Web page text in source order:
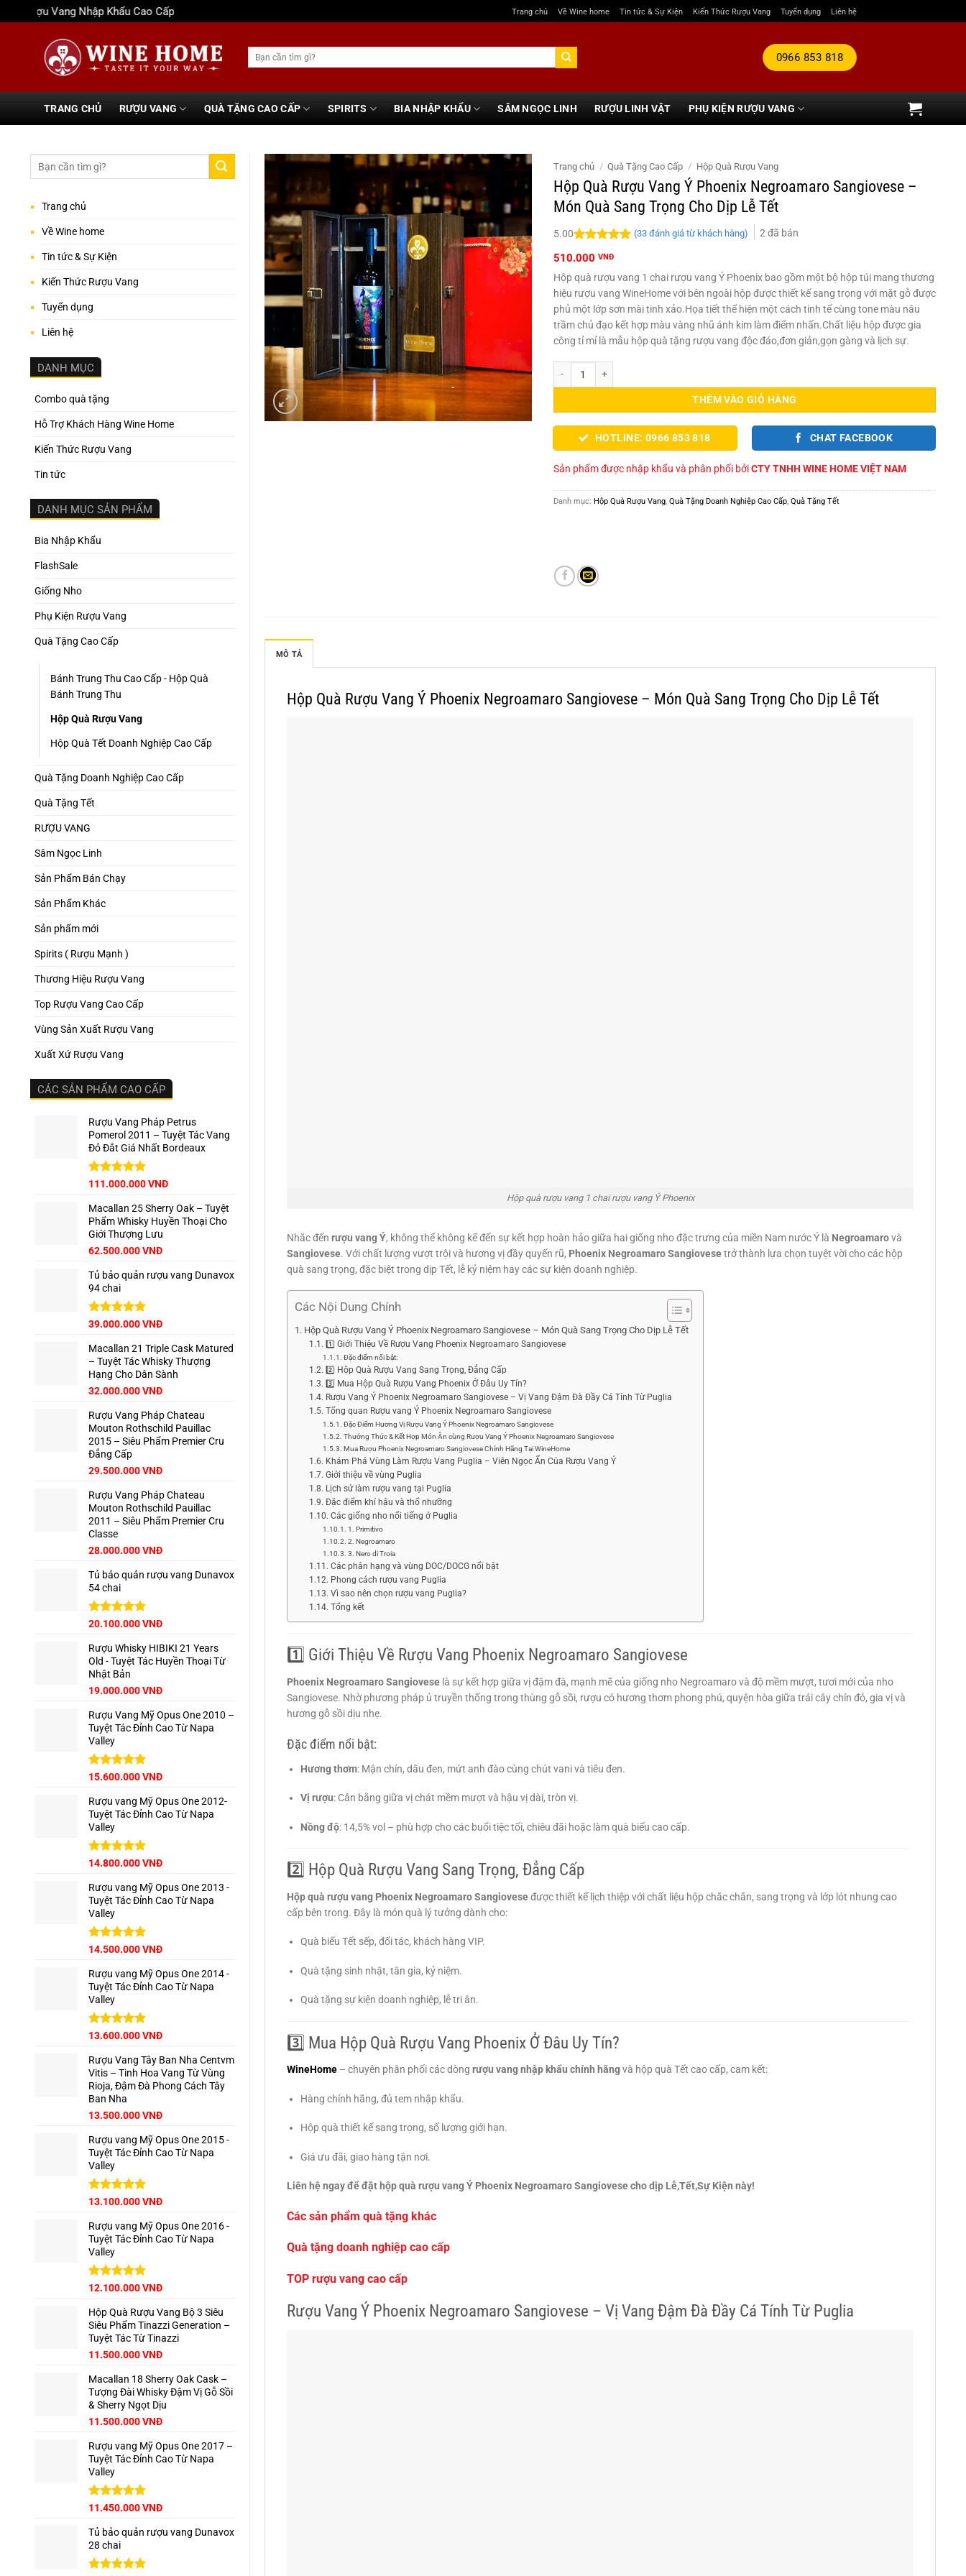
qua
Rượu Vang Nhập Khẩu Cao Cấp Trang chủ Về Wine home Tin tức & Sự Kiện Kiến Thức Rượu Vang Tuyển dụng Liên hệ
Tìm
kiếm:
0966 853 818
TRANG CHỦ RƯỢU VANG QUÀ TẶNG CAO CẤP SPIRITS BIA NHẬP KHẨU SÂM NGỌC LINH RƯỢU LINH VẬT PHỤ KIỆN RƯỢU VANG
Trang chủ
Về Wine home
Tin tức & Sự Kiện
Kiến Thức Rượu Vang
Tuyển dụng
Liên hệ
DANH MỤC
Combo quà tặng
Hỗ Trợ Khách Hàng Wine Home
Kiến Thức Rượu Vang
Tin tức
DANH MỤC SẢN PHẨM
Bia Nhập Khẩu
FlashSale
Giống Nho
Phụ Kiện Rượu Vang
Quà Tặng Cao Cấp
Bánh Trung Thu Cao Cấp - Hộp Quà
Bánh Trung Thu
Hộp Quà Rượu Vang
Hộp Quà Tết Doanh Nghiệp Cao Cấp
Quà Tặng Doanh Nghiệp Cao Cấp
Quà Tặng Tết
RƯỢU VANG
Sâm Ngọc Linh
Sản Phẩm Bán Chạy
Sản Phẩm Khác
Sản phẩm mới
Spirits ( Rượu Mạnh )
Thương Hiệu Rượu Vang
Top Rượu Vang Cao Cấp
Vùng Sản Xuất Rượu Vang
Xuất Xứ Rượu Vang
CÁC SẢN PHẨM CAO CẤP
Rượu Vang Pháp Petrus
Pomerol 2011 – Tuyệt Tác Vang
Đỏ Đắt Giá Nhất Bordeaux
Được xếp
5 sao
Giá
là:
125.000.000 VNĐ.
111.000.000VNĐGiá
tại
là:
Macallan 25 Sherry Oak – Tuyệt
Phẩm Whisky Huyền Thoại Cho
Giới Thượng Lưu
Giá
là:
65.000.000 VNĐ.
62.500.000VNĐGiá
tại
Tủ bảo quản rượu vang Dunavox
94 chai
Được xếp
5 sao
Giá
là:
42.500.000 VNĐ.
39.000.000VNĐGiá
tại
là:
39.000.000 VNĐ.
Macallan 21 Triple Cask Matured
– Tuyệt Tác Whisky Thượng
Hạng Cho Dân Sành
Giá
là:
35.000.000 VNĐ.
32.000.000VNĐGiá
tại
là:
32.000.000 VNĐ.
Rượu Vang Pháp Chateau
Mouton Rothschild Pauillac
2015 – Siêu Phẩm Premier Cru
Đẳng Cấp
29.500.000VNĐ
Rượu Vang Pháp Chateau
Mouton Rothschild Pauillac
2011 – Siêu Phẩm Premier Cru
Classe
28.000.000VNĐ
Tủ bảo quản rượu vang Dunavox
54 chai
Được xếp
5 sao
Giá
là:
22.500.000 VNĐ.
20.100.000VNĐGiá
tại
là:
Rượu Whisky HIBIKI 21 Years
Old - Tuyệt Tác Huyền Thoại Từ
Nhật Bản
Giá
là:
22.000.000 VNĐ.
19.000.000VNĐGiá
tại
là:
Rượu Vang Mỹ Opus One 2010 –
Tuyệt Tác Đỉnh Cao Từ Napa
Valley
Được xếp
5 sao
15.600.000VNĐ
Rượu vang Mỹ Opus One 2012-
Tuyệt Tác Đỉnh Cao Từ Napa
Valley
Được xếp
5 sao
14.800.000VNĐ
Rượu vang Mỹ Opus One 2013 -
Tuyệt Tác Đỉnh Cao Từ Napa
Valley
Được xếp
5 sao
14.500.000VNĐ
Rượu vang Mỹ Opus One 2014 -
Tuyệt Tác Đỉnh Cao Từ Napa
Valley
Được xếp
5 sao
13.600.000VNĐ
Rượu Vang Tây Ban Nha Centvm
Vitis – Tinh Hoa Vang Từ Vùng
Rioja, Đậm Đà Phong Cách Tây
Ban Nha
Giá
là:
15.000.000 VNĐ.
13.500.000VNĐGiá
tại
là:
Rượu vang Mỹ Opus One 2015 -
Tuyệt Tác Đỉnh Cao Từ Napa
Valley
Được xếp
5 sao
13.100.000VNĐ
Rượu vang Mỹ Opus One 2016 -
Tuyệt Tác Đỉnh Cao Từ Napa
Valley
Được xếp
5 sao
12.100.000VNĐ
Hộp Quà Rượu Vang Bộ 3 Siêu
Siêu Phẩm Tinazzi Generation –
Tuyệt Tác Từ Tinazzi
Giá
là:
12.960.000 VNĐ.
11.500.000VNĐGiá
tại
là:
11.500.000 VNĐ.
Macallan 18 Sherry Oak Cask –
Tượng Đài Whisky Đậm Vị Gỗ Sồi
& Sherry Ngọt Dịu
Giá
là:
13.500.000 VNĐ.
11.500.000VNĐGiá
tại
là:
Rượu vang Mỹ Opus One 2017 –
Tuyệt Tác Đỉnh Cao Từ Napa
Valley
Được xếp
5 sao
11.450.000VNĐ
Tủ bảo quản rượu vang Dunavox
28 chai
Trang chủ / Quà Tặng Cao Cấp / Hộp Quà Rượu Vang
Hộp Quà Rượu Vang Ý Phoenix Negroamaro Sangiovese –
Món Quà Sang Trọng Cho Dịp Lễ Tết
5.00
đánh giá
(33đánh giá từ khách hàng) 2 đã bán
510.000 VNĐ
Hộp quà rượu vang 1 chai rượu vang Ý Phoenix bao gồm một bộ hộp túi mang thương
hiệu rượu vang WineHome với bên ngoài hộp được thiết kế sang trọng với mặt gỗ được
phủ một lớp sơn mài tinh xảo.Họa tiết thể hiện một cách tinh tế cùng tone màu nâu
trầm chủ đạo kết hợp màu vàng nhũ ánh kim làm điểm nhấn.Chất liệu hộp được gia
công tỉ mỉ là mẫu hộp quà tặng rượu vang độc đáo,đơn giản,gọn gàng và lịch sự.
THÊM VÀO GIỎ HÀNG
HOTLINE: 0966 853 818 CHAT FACEBOOK
Sản phẩm được nhập khẩu và phân phối bởiCTY TNHH WINE HOME VIỆT NAM
Danh mục: Hộp Quà Rượu Vang, Quà Tặng Doanh Nghiệp Cao Cấp, Quà Tặng Tết
MÔ TẢ
Hộp Quà Rượu Vang Ý Phoenix Negroamaro Sangiovese – Món Quà Sang Trọng Cho Dịp Lễ Tết
Hộp quà rượu vang 1 chai rượu vang Ý Phoenix
Nhắc đến rượu vang Ý, không thể không kể đến sự kết hợp hoàn hảo giữa hai giống nho đặc trưng của miền Nam nước Ý là Negroamarovà
Sangiovese. Với chất lượng vượt trội và hương vị đầy quyến rũ, Phoenix Negroamaro Sangiovesetrở thành lựa chọn tuyệt vời cho các hộp
quà sang trọng, đặc biệt trong dịp Tết, lễ kỷ niệm hay các sự kiện doanh nghiệp.
Các Nội Dung Chính
Hộp Quà Rượu Vang Ý Phoenix Negroamaro Sangiovese – Món Quà Sang Trọng Cho Dịp Lễ Tết
1️⃣ Giới Thiệu Về Rượu Vang Phoenix Negroamaro Sangiovese
Đặc điểm nổi bật:
2️⃣ Hộp Quà Rượu Vang Sang Trọng, Đẳng Cấp
3️⃣ Mua Hộp Quà Rượu Vang Phoenix Ở Đâu Uy Tín?
Rượu Vang Ý Phoenix Negroamaro Sangiovese – Vị Vang Đậm Đà Đầy Cá Tính Từ Puglia
Tổng quan Rượu vang Ý Phoenix Negroamaro Sangiovese
Đặc Điểm Hương Vị Rượu Vang Ý Phoenix Negroamaro Sangiovese
Thưởng Thức & Kết Hợp Món Ăn cùng Rượu Vang Ý Phoenix Negroamaro Sangiovese
Mua Rượu Phoenix Negroamaro Sangiovese Chính Hãng Tại WineHome
Khám Phá Vùng Làm Rượu Vang Puglia – Viên Ngọc Ẩn Của Rượu Vang Ý
Giới thiệu về vùng Puglia
Lịch sử làm rượu vang tại Puglia
Đặc điểm khí hậu và thổ nhưỡng
Các giống nho nổi tiếng ở Puglia
1. Primitivo
2. Negroamaro
3. Nero di Troia
Các phân hạng và vùng DOC/DOCG nổi bật
Phong cách rượu vang Puglia
Vì sao nên chọn rượu vang Puglia?
Tổng kết
1️⃣ Giới Thiệu Về Rượu Vang Phoenix Negroamaro Sangiovese
Phoenix Negroamaro Sangiovese là sự kết hợp giữa vị đậm đà, mạnh mẽ của giống nho Negroamaro và độ mềm mượt, tươi mới của nho
Sangiovese. Nhờ phương pháp ủ truyền thống trong thùng gỗ sồi, rượu có hương thơm phong phú, quyện hòa giữa trái cây chín đỏ, gia vị và
hương gỗ sồi dịu nhẹ.
Đặc điểm nổi bật:
Hương thơm: Mận chín, dâu đen, mứt anh đào cùng chút vani và tiêu đen.
Vị rượu: Cân bằng giữa vị chát mềm mượt và hậu vị dài, tròn vị.
Nồng độ: 14,5% vol – phù hợp cho các buổi tiệc tối, chiêu đãi hoặc làm quà biếu cao cấp.
2️⃣ Hộp Quà Rượu Vang Sang Trọng, Đẳng Cấp
Hộp quà rượu vang Phoenix Negroamaro Sangioveseđược thiết kế lịch thiệp với chất liệu hộp chắc chắn, sang trọng và lớp lót nhung cao
cấp bên trong. Đây là món quà lý tưởng dành cho:
Quà biếu Tết sếp, đối tác, khách hàng VIP.
Quà tặng sinh nhật, tân gia, kỷ niệm.
Quà tặng sự kiện doanh nghiệp, lễ tri ân.
3️⃣ Mua Hộp Quà Rượu Vang Phoenix Ở Đâu Uy Tín?
WineHome – chuyên phân phối các dòng rượu vang nhập khẩu chính hãngvà hộp quà Tết cao cấp, cam kết:
Hàng chính hãng, đủ tem nhập khẩu.
Hộp quà thiết kế sang trọng, số lượng giới hạn.
Giá ưu đãi, giao hàng tận nơi.
Liên hệ ngay để đặt hộp quà rượu vang Ý Phoenix Negroamaro Sangiovese cho dịp Lễ,Tết,Sự Kiện này!
Các sản phẩm quà tặng khác
Quà tặng doanh nghiệp cao cấp
TOP rượu vang cao cấp
Rượu Vang Ý Phoenix Negroamaro Sangiovese – Vị Vang Đậm Đà Đầy Cá Tính Từ Puglia